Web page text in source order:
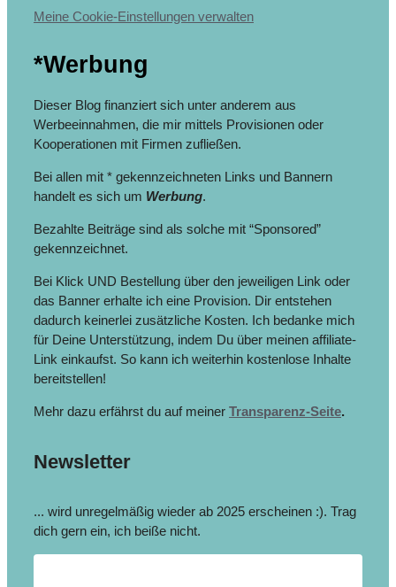
Meine Cookie-Einstellungen verwalten
*Werbung
Dieser Blog finanziert sich unter anderem aus
Werbeeinnahmen, die mir mittels Provisionen oder
Kooperationen mit Firmen zufließen.
Bei allen mit * gekennzeichneten Links und Bannern
handelt es sich um Werbung.
Bezahlte Beiträge sind als solche mit “Sponsored”
gekennzeichnet.
Bei Klick UND Bestellung über den jeweiligen Link oder
das Banner erhalte ich eine Provision. Dir entstehen
dadurch keinerlei zusätzliche Kosten. Ich bedanke mich
für Deine Unterstützung, indem Du über meinen affiliate-
Link einkaufst. So kann ich weiterhin kostenlose Inhalte
bereitstellen!
Mehr dazu erfährst du auf meiner Transparenz-Seite.
Newsletter
... wird unregelmäßig wieder ab 2025 erscheinen :). Trag
dich gern ein, ich beiße nicht.